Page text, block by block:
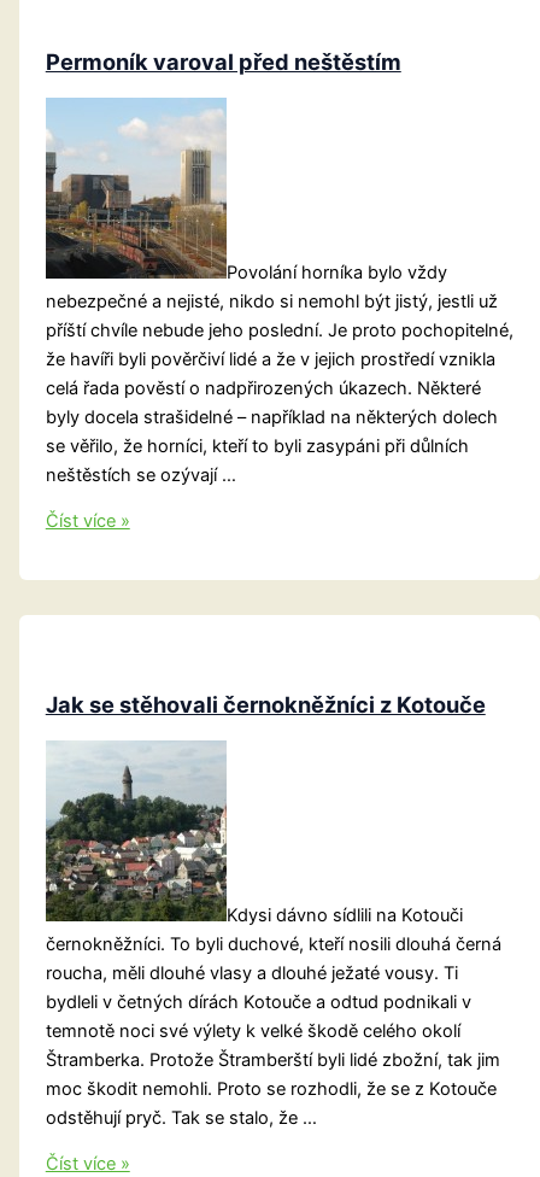
Permoník varoval před neštěstím
Povolání horníka bylo vždy
nebezpečné a nejisté, nikdo si nemohl být jistý, jestli už
příští chvíle nebude jeho poslední. Je proto pochopitelné,
že havíři byli pověrčiví lidé a že v jejich prostředí vznikla
celá řada pověstí o nadpřirozených úkazech. Některé
byly docela strašidelné – například na některých dolech
se věřilo, že horníci, kteří to byli zasypáni při důlních
neštěstích se ozývají …
Permoník
před
Číst více »
Jak se stěhovali černokněžníci z Kotouče
Kdysi dávno sídlili na Kotouči
černokněžníci. To byli duchové, kteří nosili dlouhá černá
roucha, měli dlouhé vlasy a dlouhé ježaté vousy. Ti
bydleli v četných dírách Kotouče a odtud podnikali v
temnotě noci své výlety k velké škodě celého okolí
Štramberka. Protože Štramberští byli lidé zbožní, tak jim
moc škodit nemohli. Proto se rozhodli, že se z Kotouče
odstěhují pryč. Tak se stalo, že …
Jak
Číst více »